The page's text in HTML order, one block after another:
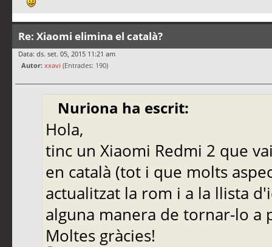
Re: Xiaomi elimina el català?
Data: ds. set. 05, 2015 11:21 am
Autor: xxavi (Entrades: 190)
Nuriona ha escrit:
Hola,
tinc un Xiaomi Redmi 2 que
en català (tot i que molts
actualitzat la rom i a la llista
alguna manera de tornar-lo a
Moltes gràcies!